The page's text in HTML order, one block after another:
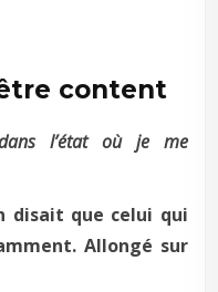
être content
l’état où je me
disait que celui qui
Allongé sur